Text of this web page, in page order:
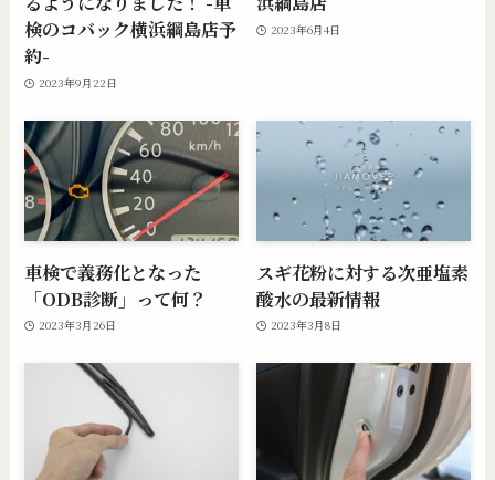
検のコバック横浜綱島店予
約-
2023年9月22日
2023年6月4日
車検で義務化となった
「ODB診断」って何？
2023年3月26日
スギ花粉に対する次亜塩素
酸水の最新情報
2023年3月8日